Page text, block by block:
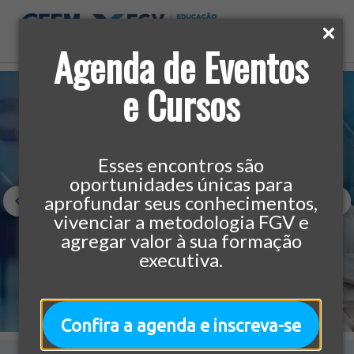
Agenda de Eventos
e Cursos
Esses encontros são
oportunidades únicas para
aprofundar seus conhecimentos,
vivenciar a metodologia FGV e
agregar valor à sua formação
executiva.
Confira a agenda e inscreva-se